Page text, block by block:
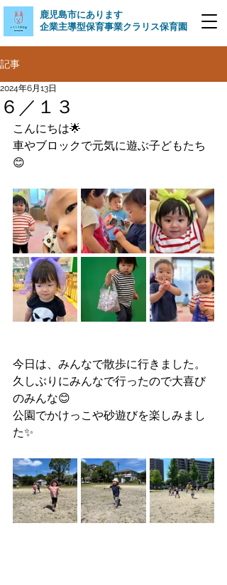
​鹿児島市にあります
企業主導型保育事業クラリス保育園
記事
６／１３
2024年6月13日
こんにちは🌟
車やブロックで元気に遊ぶ子どもたち
😊
今日は、みんなで散歩に行きました。
久しぶりにみんなで行ったので大喜び
のみんな😊
公園でかけっこや砂遊びを楽しみまし
た✨